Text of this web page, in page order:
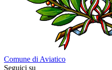
Comune di Aviatico
Seguici su